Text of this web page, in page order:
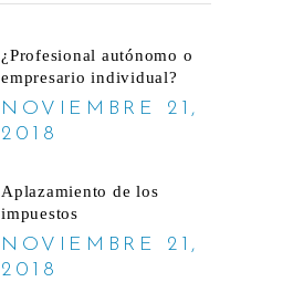
¿Profesional autónomo o
empresario individual?
NOVIEMBRE 21,
2018
Aplazamiento de los
impuestos
NOVIEMBRE 21,
2018